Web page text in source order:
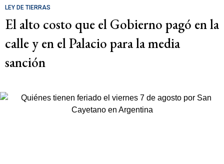
LEY DE TIERRAS
El alto costo que el Gobierno pagó en la
calle y en el Palacio para la media
sanción